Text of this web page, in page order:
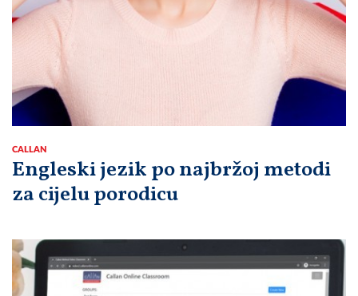
CALLAN
Engleski jezik po najbržoj metodi
za cijelu porodicu